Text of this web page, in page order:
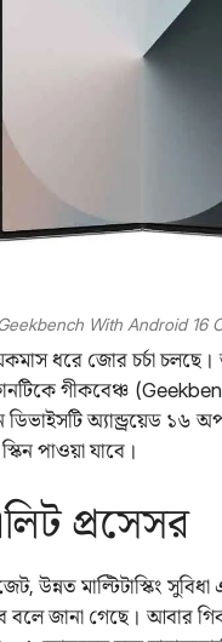
With Android 16
ধরে জোর চর্চা চলছে।
গীকবেঞ্চ
অ্যান্ড্রয়েড ১৬
পাওয়া যাবে।
প্রসেসর
উন্নত মাল্টিটাস্কিং
বলে জানা গেছে। আবার